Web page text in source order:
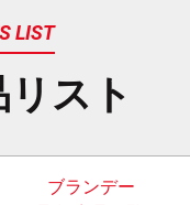
LIST
スト
ブランデー